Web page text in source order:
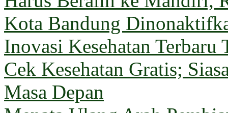
Kota Bandung
Inovasi Kesehatan
Cek Kesehatan Gratis;
Masa Depan